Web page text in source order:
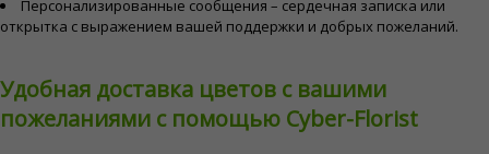
Персонализированные сообщения – сердечная записка или
открытка с выражением вашей поддержки и добрых пожеланий.
Удобная доставка цветов с вашими
пожеланиями с помощью Cyber-Florist